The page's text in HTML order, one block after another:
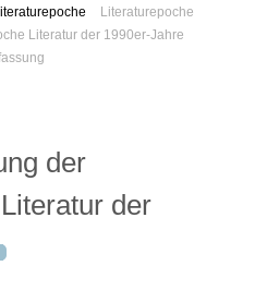
Literaturepoche
Literatur der 1990er-Jahre
der
der